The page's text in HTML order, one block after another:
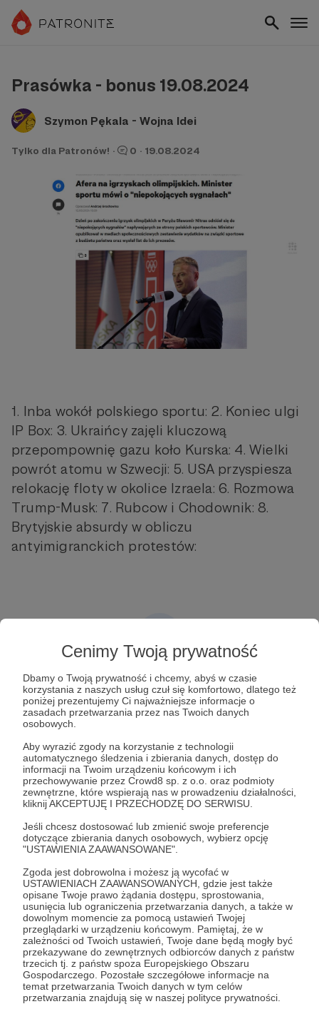
Cenimy Twoją prywatność
Dbamy o Twoją prywatność i chcemy, abyś w czasie
korzystania z naszych usług czuł się komfortowo, dlatego też
poniżej prezentujemy Ci najważniejsze informacje o
zasadach przetwarzania przez nas Twoich danych
osobowych.
Aby wyrazić zgody na korzystanie z technologii
automatycznego śledzenia i zbierania danych, dostęp do
informacji na Twoim urządzeniu końcowym i ich
przechowywanie przez Crowd8 sp. z o.o. oraz podmioty
zewnętrzne, które wspierają nas w prowadzeniu działalności,
kliknij AKCEPTUJĘ I PRZECHODZĘ DO SERWISU.
Jeśli chcesz dostosować lub zmienić swoje preferencje
dotyczące zbierania danych osobowych, wybierz opcję
"USTAWIENIA ZAAWANSOWANE".
Zgoda jest dobrowolna i możesz ją wycofać w
USTAWIENIACH ZAAWANSOWANYCH, gdzie jest także
opisane Twoje prawo żądania dostępu, sprostowania,
usunięcia lub ograniczenia przetwarzania danych, a także w
dowolnym momencie za pomocą ustawień Twojej
przeglądarki w urządzeniu końcowym. Pamiętaj, że w
zależności od Twoich ustawień, Twoje dane będą mogły być
przekazywane do zewnętrznych odbiorców danych z państw
trzecich tj. z państw spoza Europejskiego Obszaru
Gospodarczego. Pozostałe szczegółowe informacje na
temat przetwarzania Twoich danych w tym celów
przetwarzania znajdują się w naszej polityce prywatności.
Prasówka - bonus 19.08.2024
Szymon Pękala - Wojna Idei
Tylko dla Patronów! · 0 · 19.08.2024
1. Inba wokół polskiego sportu: 2. Koniec ulgi
IP Box: 3. Ukraińcy zajęli kluczową
przepompownię gazu koło Kurska: 4. Wielki
powrót atomu w Szwecji: 5. USA przyspiesza
relokację floty w okolice Izraela: 6. Rozmowa
Trump-Musk: 7. Rubcow i Chodownik: 8.
Brytyjskie absurdy w obliczu
antyimigranckich protestów:
Post dostępny tylko dla Patronów
Aby zobaczyć ten materiał musisz być zalogowany
Zostań Patronem
Zaloguj się
newsy prasówka wojna idei polityka
Udostępnij
Szymon Pękala - Wojna Idei
Zobacz profil autora